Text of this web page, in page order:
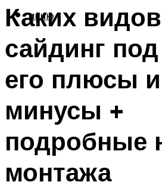
МЕНЮ
Каких
сайдинг
его плюсы и
минусы +
подробные
монтажа